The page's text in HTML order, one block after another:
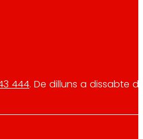
444. De dilluns a dissabte